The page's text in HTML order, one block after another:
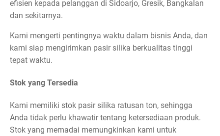
efisien kepada pelanggan di Sidoarjo, Gresik, Bangkalan
dan sekitarnya.
Kami mengerti pentingnya waktu dalam bisnis Anda, dan
kami siap mengirimkan pasir silika berkualitas tinggi
tepat waktu.
Stok yang Tersedia
Kami memiliki stok pasir silika ratusan ton, sehingga
Anda tidak perlu khawatir tentang ketersediaan produk.
Stok yang memadai memungkinkan kami untuk